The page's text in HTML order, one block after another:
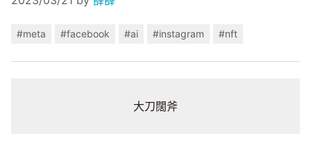
#meta #facebook #ai #instagram #nft
大刀闊斧